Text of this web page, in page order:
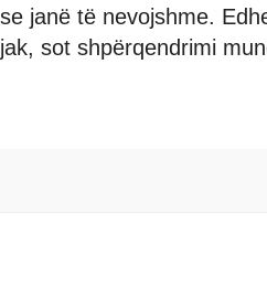
janë të nevojshme.
sot shpërqendrimi